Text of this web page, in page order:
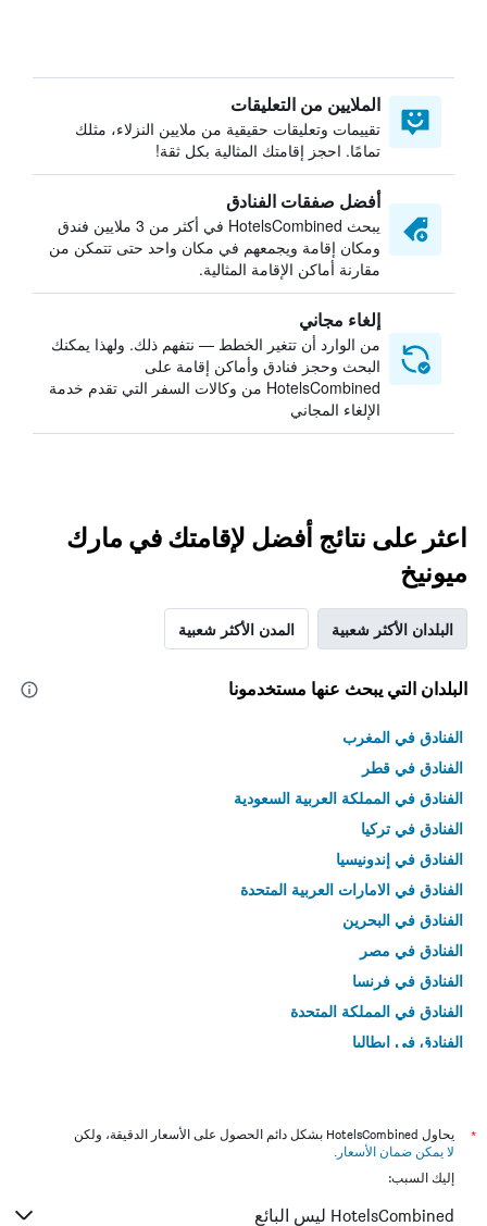
الملايين من التعليقات
تقييمات وتعليقات حقيقية من ملايين النزلاء، مثلك
تمامًا. احجز إقامتك المثالية بكل ثقة!
أفضل صفقات الفنادق
يبحث HotelsCombined في أكثر من 3 ملايين فندق
ومكان إقامة ويجمعهم في مكان واحد حتى تتمكن من
مقارنة أماكن الإقامة المثالية.
إلغاء مجاني
من الوارد أن تتغير الخطط — نتفهم ذلك. ولهذا يمكنك
البحث وحجز فنادق وأماكن إقامة على
HotelsCombined من وكالات السفر التي تقدم خدمة
الإلغاء المجاني
اعثر على نتائج أفضل لإقامتك في مارك
ميونيخ
البلدان الأكثر شعبية المدن الأكثر شعبية
البلدان التي يبحث عنها مستخدمونا
الفنادق في المغرب
الفنادق في قطر
الفنادق في المملكة العربية السعودية
الفنادق في تركيا
الفنادق في إندونيسيا
الفنادق في الامارات العربية المتحدة
الفنادق في البحرين
الفنادق في مصر
الفنادق في فرنسا
الفنادق في المملكة المتحدة
الفنادق في إيطاليا
*
يحاول HotelsCombined بشكل دائم الحصول على الأسعار الدقيقة، ولكن
لا يمكن ضمان الأسعار .
إليك السبب:
HotelsCombined ليس البائع